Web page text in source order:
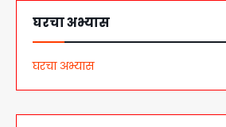
घरचा अभ्यास
घरचा अभ्यास